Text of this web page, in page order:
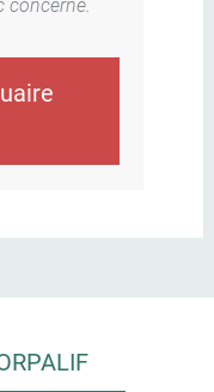
concerné.